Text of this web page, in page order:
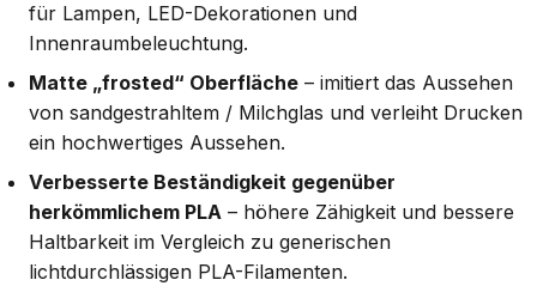
für Lampen, LED-Dekorationen und
Innenraumbeleuchtung.
Matte „frosted“ Oberfläche – imitiert das Aussehen
von sandgestrahltem / Milchglas und verleiht Drucken
ein hochwertiges Aussehen.
Verbesserte Beständigkeit gegenüber
herkömmlichem PLA – höhere Zähigkeit und bessere
Haltbarkeit im Vergleich zu generischen
lichtdurchlässigen PLA-Filamenten.